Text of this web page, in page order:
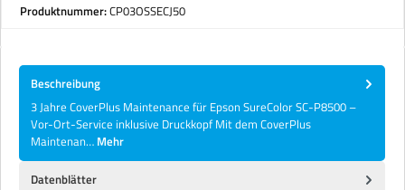
Produktnummer:CP03OSSECJ50
Beschreibung
3 Jahre CoverPlus Maintenance für Epson SureColor SC-P8500 –
Vor-Ort-Service inklusive Druckkopf Mit dem CoverPlus
Maintenan… Mehr
Datenblätter